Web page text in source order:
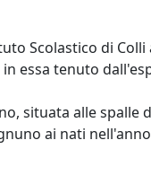
Scolastico di Colli
essa tenuto
situata alle spalle
ai nati nell'anno